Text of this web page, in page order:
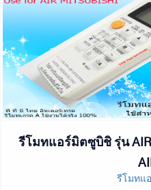
รีโมทแอร์มิตซูบิชิ รุ่น
รีโมทแ